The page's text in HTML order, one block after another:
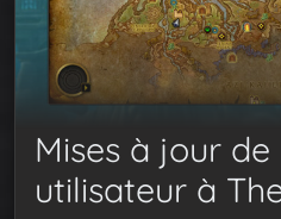
Mises à jour de
utilisateur à